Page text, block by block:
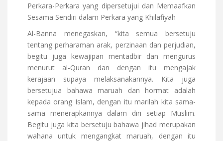
Perkara-Perkara yang dipersetujui dan Memaafkan
Sesama Sendiri dalam Perkara yang Khilafiyah
Al-Banna menegaskan, “kita semua bersetuju
tentang perharaman arak, perzinaan dan perjudian,
begitu juga kewajipan mentadbir dan mengurus
menurut al-Quran dan dengan itu mengajak
kerajaan supaya melaksanakannya. Kita juga
bersetujua bahawa maruah dan hormat adalah
kepada orang Islam, dengan itu marilah kita sama-
sama menerapkannya dalam diri setiap Muslim.
Begitu juga kita bersetuju bahawa jihad merupakan
wahana untuk mengangkat maruah, dengan itu